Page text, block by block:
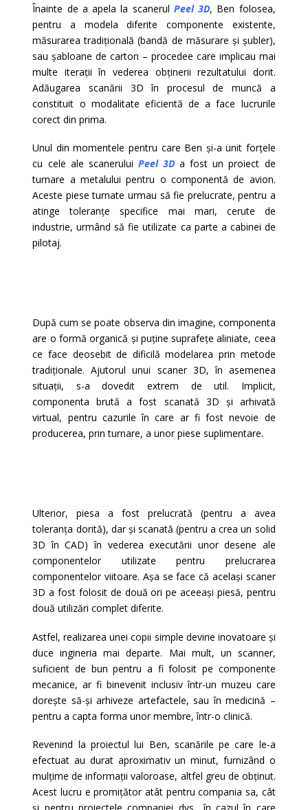
Înainte de a apela la scanerul Peel 3D, Ben folosea,
pentru a modela diferite componente existente,
măsurarea tradițională (bandă de măsurare și șubler),
sau șabloane de carton – procedee care implicau mai
multe iterații în vederea obținerii rezultatului dorit.
Adăugarea scanării 3D în procesul de muncă a
constituit o modalitate eficientă de a face lucrurile
corect din prima.
Unul din momentele pentru care Ben și-a unit forțele
cu cele ale scanerului Peel 3D a fost un proiect de
turnare a metalului pentru o componentă de avion.
Aceste piese turnate urmau să fie prelucrate, pentru a
atinge toleranțe specifice mai mari, cerute de
industrie, urmând să fie utilizate ca parte a cabinei de
pilotaj.
După cum se poate observa din imagine, componenta
are o formă organică și puține suprafețe aliniate, ceea
ce face deosebit de dificilă modelarea prin metode
tradiționale. Ajutorul unui scaner 3D, în asemenea
situații, s-a dovedit extrem de util. Implicit,
componenta brută a fost scanată 3D și arhivată
virtual, pentru cazurile în care ar fi fost nevoie de
producerea, prin turnare, a unor piese suplimentare.
Ulterior, piesa a fost prelucrată (pentru a avea
toleranța dorită), dar și scanată (pentru a crea un solid
3D în CAD) în vederea executării unor desene ale
componentelor utilizate pentru prelucrarea
componentelor viitoare. Așa se face că același scaner
3D a fost folosit de două ori pe aceeași piesă, pentru
două utilizări complet diferite.
Astfel, realizarea unei copii simple devine inovatoare și
duce ingineria mai departe. Mai mult, un scanner,
suficient de bun pentru a fi folosit pe componente
mecanice, ar fi binevenit inclusiv într-un muzeu care
dorește să-și arhiveze artefactele, sau în medicină –
pentru a capta forma unor membre, într-o clinică.
Revenind la proiectul lui Ben, scanările pe care le-a
efectuat au durat aproximativ un minut, furnizând o
mulțime de informații valoroase, altfel greu de obținut.
Acest lucru e promițător atât pentru compania sa, cât